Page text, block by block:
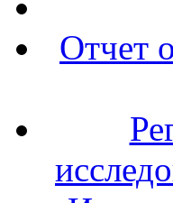
Отчет